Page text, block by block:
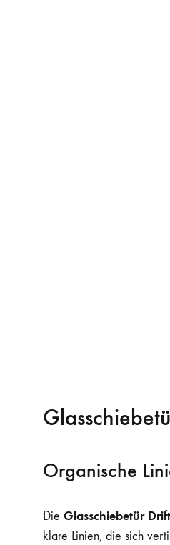
Organische
Die Glasschiebetür
klare Linien, die sich